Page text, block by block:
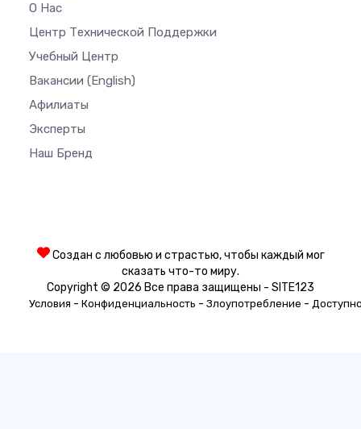
О Нас
Центр Технической Поддержки
Учебный Центр
Вакансии (English)
Афилиаты
Эксперты
Наш Бренд
Создан с любовью и страстью, чтобы каждый мог
сказать что-то миру.
Copyright © 2026 Все права защищены - SITE123
Условия - Конфиденциальность - Злоупотребление -